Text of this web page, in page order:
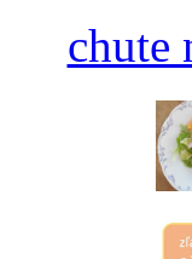
chute